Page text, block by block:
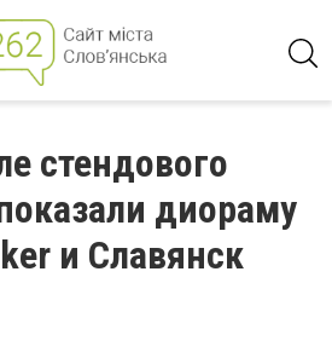
стендового
диораму
и Славянск